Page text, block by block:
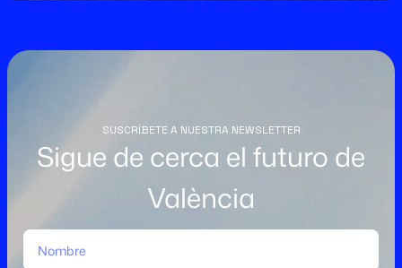
SUSCRÍBETE A NUESTRA NEWSLETTER
Sigue de cerca el futuro de
València